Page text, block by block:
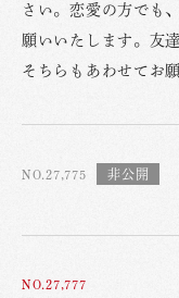
さい。恋愛の方でも
願いいたします。友
そちらもあわせてお
NO.27,775
NO.27,777